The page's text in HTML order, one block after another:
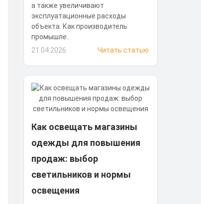
а также увеличивают
эксплуатационные расходы
объекта. Как производитель
промышле..
21.04.2026
Читать статью
Как освещать магазины
одежды для повышения
продаж: выбор
светильников и нормы
освещения